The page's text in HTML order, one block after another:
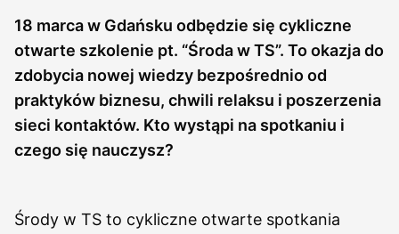
18 marca w Gdańsku odbędzie się cykliczne
otwarte szkolenie pt. “Środa w TS”. To okazja do
zdobycia nowej wiedzy bezpośrednio od
praktyków biznesu, chwili relaksu i poszerzenia
sieci kontaktów. Kto wystąpi na spotkaniu i
czego się nauczysz?
Środy w TS to cykliczne otwarte spotkania